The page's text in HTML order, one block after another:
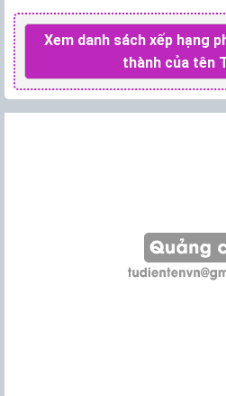
Xem danh sách xếp hạng
thành của tên